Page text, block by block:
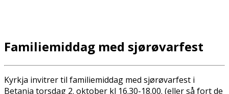
Familiemiddag med sjørøvarfest
Kyrkja invitrer til familiemiddag med sjørøvarfest i
Betania torsdag 2. oktober kl 16.30-18.00. (eller så fort de